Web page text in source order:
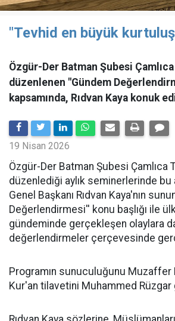
"Tevhid en büyük
Özgür-Der Batman Şubesi
düzenlenen "Gündem
kapsamında, Rıdvan Kaya konuk
19 Nisan 2026
​Özgür-Der Batman Şubesi Çamlıca
düzenlediği aylık seminerlerinde bu
Genel Başkanı Rıdvan Kaya'nın
Değerlendirmesi'' konu başlığı ile
gündeminde gerçekleşen olaylara
değerlendirmeler çerçevesinde
Programın sunuculuğunu Muzaffer
Kur'an tilavetini Muhammed